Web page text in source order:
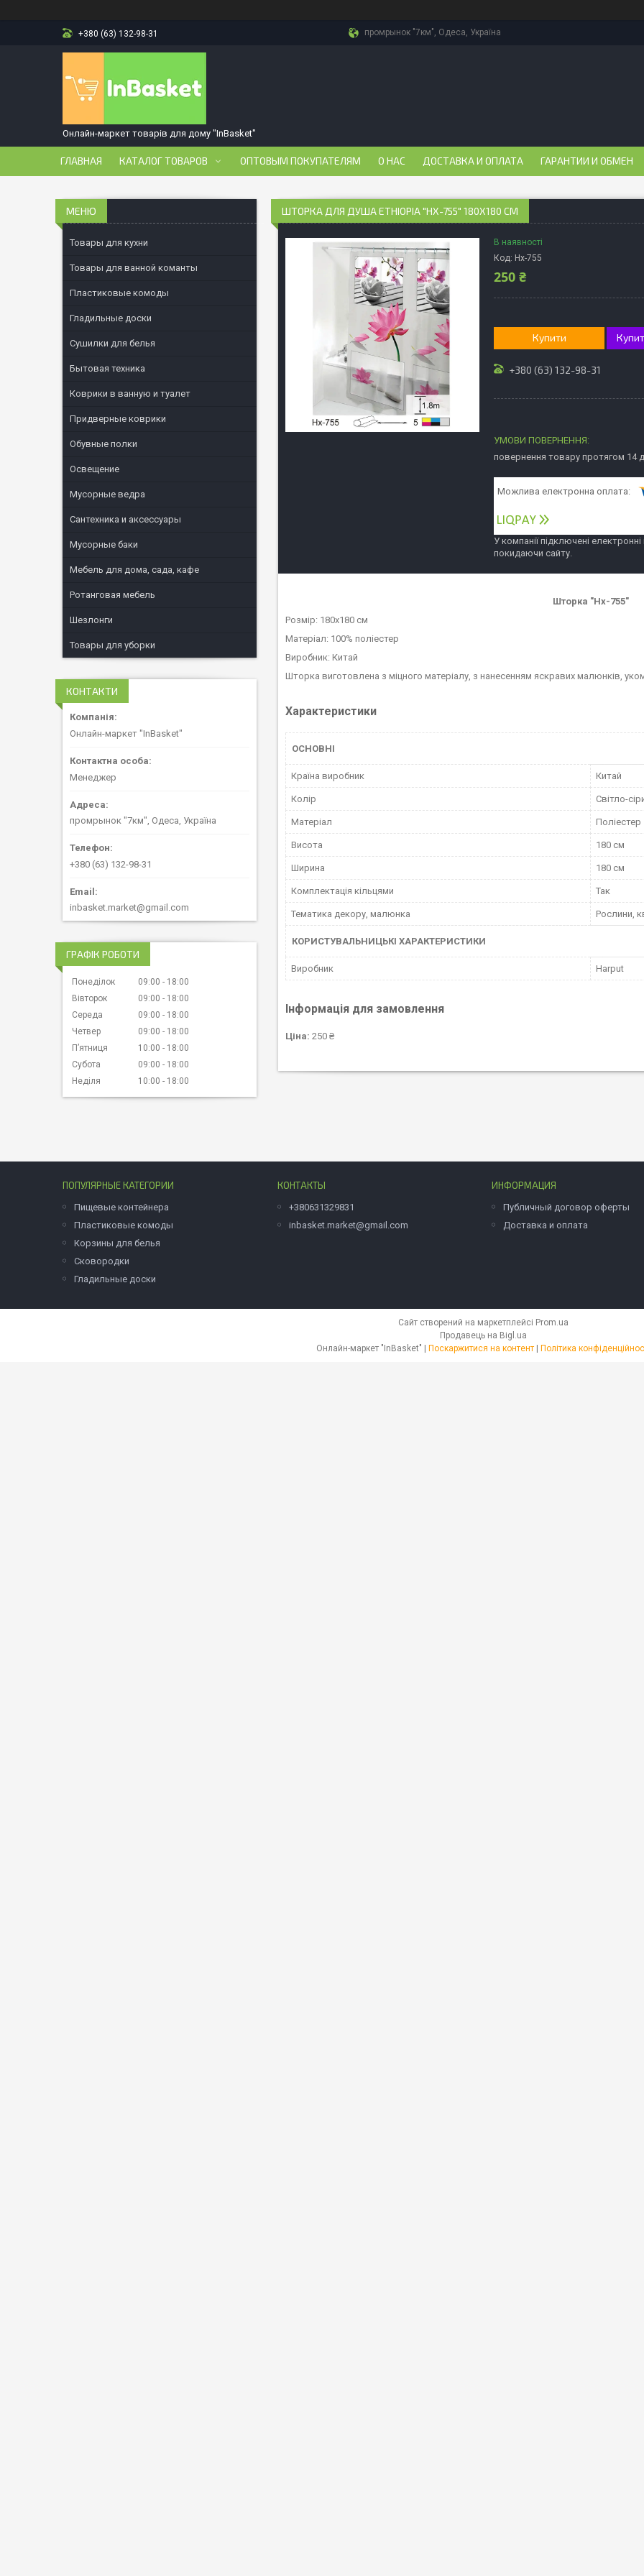
+380 (63) 132-98-31 промрынок "7км", Одеса, Україна
Онлайн-маркет товарів для дому "InBasket"
ГЛАВНАЯ КАТАЛОГ ТОВАРОВ ОПТОВЫМ ПОКУПАТЕЛЯМ О НАС ДОСТАВКА И ОПЛАТА ГАРАНТИИ И ОБМЕН
ШТОРКА ДЛЯ ДУША ETHIOPIA "HX-755" 180Х180 СМ
В наявності
Код: Hx-755
250 ₴
Купити
+380 (63) 132-98-31
повернення товару протягом 14
У компанії підключені
покидаючи сайту.
Шторка "Hx-755"
Розмір: 180х180 см
Матеріал: 100% поліестер
Виробник: Китай
Шторка виготовлена з міцного матеріалу, з нанесенням яскравих малюнків,
Характеристики
ОСНОВНІ
Країна виробник Китай
Колір Світло-
Матеріал Поліестер
Висота 180 см
Ширина 180 см
Комплектація кільцями Так
Тематика декору, малюнка Рослини,
КОРИСТУВАЛЬНИЦЬКІ ХАРАКТЕРИСТИКИ
Виробник Harput
Інформація для замовлення
Ціна: 250 ₴
Товары для кухни
Товары для ванной команты
Пластиковые комоды
Гладильные доски
Сушилки для белья
Бытовая техника
Коврики в ванную и туалет
Придверные коврики
Обувные полки
Освещение
Мусорные ведра
Сантехника и аксессуары
Мусорные баки
Мебель для дома, сада, кафе
Ротанговая мебель
Шезлонги
Товары для уборки
КОНТАКТИ
Онлайн-маркет "InBasket"
Менеджер
промрынок "7км", Одеса, Україна
+380 (63) 132-98-31
inbasket.market@gmail.com
ГРАФІК РОБОТИ
Понеділок 09:00
18:00
Вівторок
09:00
18:00
Середа
09:00
18:00
Четвер
09:00
18:00
Пʼятниця
10:00
18:00
Субота
09:00
18:00
Неділя
10:00 18:00
ПОПУЛЯРНЫЕ КАТЕГОРИИ
Пищевые контейнера
Пластиковые комоды
Корзины для белья
Сковородки
Гладильные доски
КОНТАКТЫ
+380631329831
inbasket.market@gmail.com
ИНФОРМАЦИЯ
Публичный договор оферты
Доставка и оплата
Сайт створений на маркетплейсі Prom.ua
Продавець на Bigl.ua
Поскаржитися на контент Політика